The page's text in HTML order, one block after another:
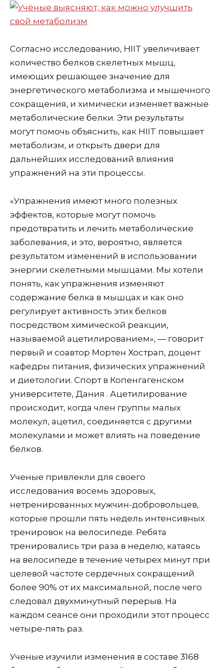
Согласно исследованию, HIIT увеличивает
количество белков скелетных мышц,
имеющих решающее значение для
энергетического метаболизма и мышечного
сокращения, и химически изменяет важные
метаболические белки. Эти результаты
могут помочь объяснить, как HIIT повышает
метаболизм, и открыть двери для
дальнейших исследований влияния
упражнений на эти процессы.
«Упражнения имеют много полезных
эффектов, которые могут помочь
предотвратить и лечить метаболические
заболевания, и это, вероятно, является
результатом изменений в использовании
энергии скелетными мышцами. Мы хотели
понять, как упражнения изменяют
содержание белка в мышцах и как оно
регулирует активность этих белков
посредством химической реакции,
называемой ацетилированием», — говорит
первый и соавтор Мортен Хострап, доцент
кафедры питания, физических упражнений
и диетологии. Спорт в Копенгагенском
университете, Дания . Ацетилирование
происходит, когда член группы малых
молекул, ацетил, соединяется с другими
молекулами и может влиять на поведение
белков.
Ученые привлекли для своего
исследования восемь здоровых,
нетренированных мужчин-добровольцев,
которые прошли пять недель интенсивных
тренировок на велосипеде. Ребята
тренировались три раза в неделю, катаясь
на велосипеде в течение четырех минут при
целевой частоте сердечных сокращений
более 90% от их максимальной, после чего
следовал двухминутный перерыв. На
каждом сеансе они проходили этот процесс
четыре-пять раз.
Ученые изучили изменения в составе 3168